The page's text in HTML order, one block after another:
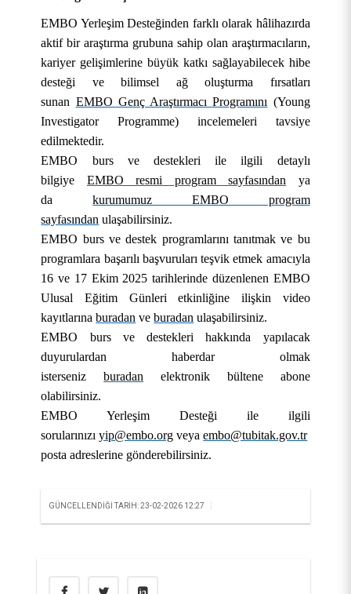
İş Sağlığı ve Güvenliği Koordinatörlüğü
Uzaktan Eğitim Uygulama ve Araştırma Merkezi
(UZEM)
EMBO Yerleşim Desteğinden farklı olarak hâlihazırda
aktif bir araştırma grubuna sahip olan araştırmacıların,
kariyer gelişimlerine büyük katkı sağlayabilecek hibe
desteği ve bilimsel ağ oluşturma fırsatları
sunan EMBO Genç Araştırmacı Programını (Young
Investigator Programme) incelemeleri tavsiye
edilmektedir.
EMBO burs ve destekleri ile ilgili detaylı
bilgiye EMBO resmi program sayfasından ya
dakurumumuz EMBO program
sayfasından ulaşabilirsiniz.
EMBO burs ve destek programlarını tanıtmak ve bu
programlara başarılı başvuruları teşvik etmek amacıyla
16 ve 17 Ekim 2025 tarihlerinde düzenlenen EMBO
Ulusal Eğitim Günleri etkinliğine ilişkin video
kayıtlarınaburadan veburadan ulaşabilirsiniz.
EMBO burs ve destekleri hakkında yapılacak
duyurulardan haberdar olmak
istersenizburadan elektronik bültene abone
olabilirsiniz.
EMBO Yerleşim Desteği ile ilgili
sorularınızıyip@embo.org veyaembo@tubitak.gov.tre-
posta adreslerine gönderebilirsiniz.
GÜNCELLENDIĞI TARIH: 23-02-2026 12:27